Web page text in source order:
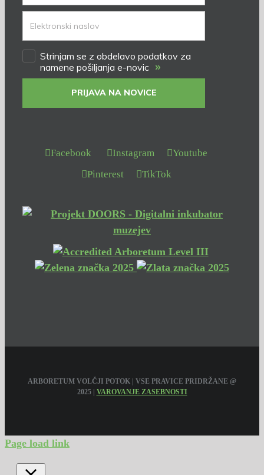
Strinjam se z obdelavo podatkov za
namene pošiljanja e-novic »
PRIJAVA NA NOVICE
Facebook Instagram
Youtube
Pinterest
TikTok
ARBORETUM VOLČJI POTOK | VSE PRAVICE PRIDRŽANE @
2025 | VAROVANJE ZASEBNOSTI
Page load link